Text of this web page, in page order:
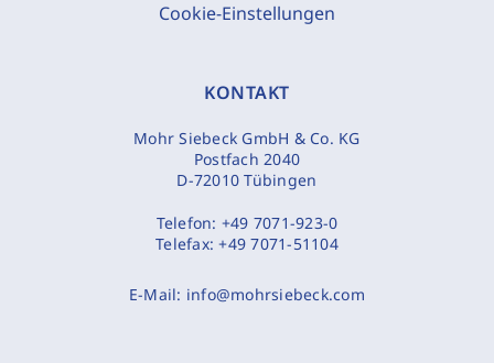
Cookie-Einstellungen
KONTAKT
Mohr Siebeck GmbH & Co. KG
Postfach 2040
D-72010 Tübingen
Telefon: +49 7071-923-0
Telefax:+49 7071-51104
E-Mail: info@mohrsiebeck.com